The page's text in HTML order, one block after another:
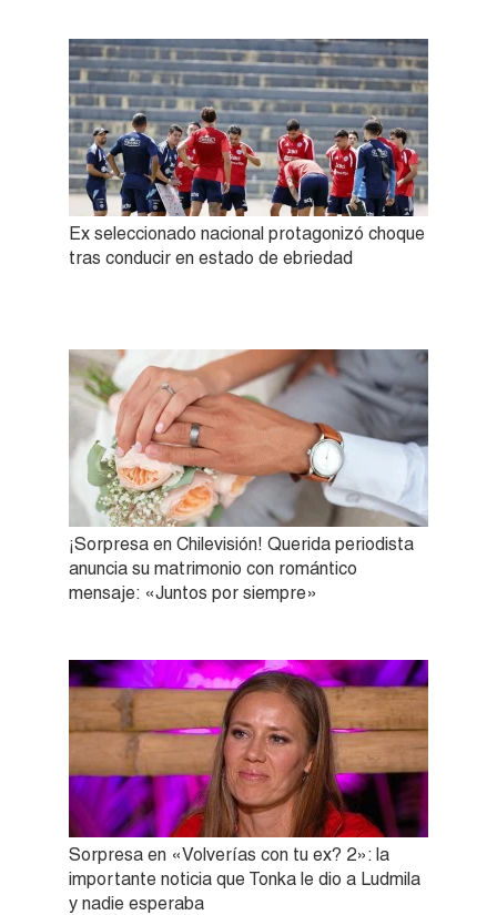
Ex seleccionado nacional protagonizó choque
tras conducir en estado de ebriedad
¡Sorpresa en Chilevisión! Querida periodista
anuncia su matrimonio con romántico
mensaje: «Juntos por siempre»
Sorpresa en «Volverías con tu ex? 2»: la
importante noticia que Tonka le dio a Ludmila
y nadie esperaba